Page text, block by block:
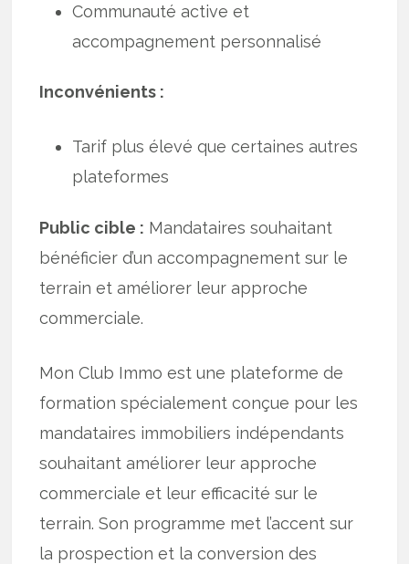
Communauté active et
accompagnement personnalisé
Inconvénients :
Tarif plus élevé que certaines autres
plateformes
Public cible : Mandataires souhaitant
bénéficier d’un accompagnement sur le
terrain et améliorer leur approche
commerciale.
Mon Club Immo est une plateforme de
formation spécialement conçue pour les
mandataires immobiliers indépendants
souhaitant améliorer leur approche
commerciale et leur efficacité sur le
terrain. Son programme met l’accent sur
la prospection et la conversion des